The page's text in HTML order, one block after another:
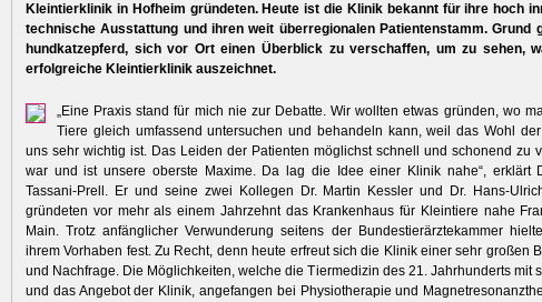
Kleintierklinik in Hofheim gründeten. Heute ist die Klinik bekannt für ihre hoch
technische Ausstattung und ihren weit überregionalen Patientenstamm. Grund
hundkatzepferd, sich vor Ort einen Überblick zu verschaffen, um zu sehen,
erfolgreiche Kleintierklinik auszeichnet.
„Eine Praxis stand für mich nie zur Debatte. Wir wollten etwas gründen, wo
Tiere gleich umfassend untersuchen und behandeln kann, weil das Wohl
uns sehr wichtig ist. Das Leiden der Patienten möglichst schnell und schonend zu
war und ist unsere oberste Maxime. Da lag die Idee einer Klinik nahe“, erklärt
Tassani-Prell. Er und seine zwei Kollegen Dr. Martin Kessler und Dr. Hans-
gründeten vor mehr als einem Jahrzehnt das Krankenhaus für Kleintiere nahe
Main. Trotz anfänglicher Verwunderung seitens der Bundestierärztekammer
ihrem Vorhaben fest. Zu Recht, denn heute erfreut sich die Klinik einer sehr großen
und Nachfrage. Die Möglichkeiten, welche die Tiermedizin des 21. Jahrhunderts mit
und das Angebot der Klinik, angefangen bei Physiotherapie und